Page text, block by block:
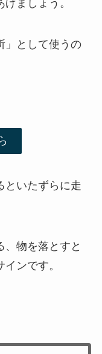
ましょう。
」として使うの
といたずらに走
、物を落とすと
ンです。